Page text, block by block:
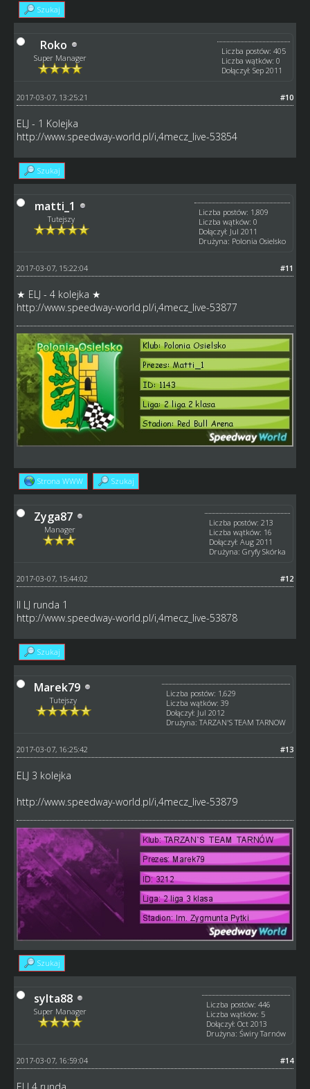
Szukaj
Roko
Super Manager
Liczba postów: 405
Liczba wątków: 0
Dołączył: Sep 2011
#10
2017-03-07, 13:25:21
ELJ - 1 Kolejka
http://www.speedway-world.pl/i,4mecz_live-53854
Szukaj
matti_1
Tutejszy
Liczba postów: 1,809
Liczba wątków: 0
Dołączył: Jul 2011
Drużyna: Polonia Osielsko
#11
2017-03-07, 15:22:04
★ ELJ - 4 kolejka ★
http://www.speedway-world.pl/i,4mecz_live-53877
Strona WWW Szukaj
Zyga87
Manager
Liczba postów: 213
Liczba wątków: 16
Dołączył: Aug 2011
Drużyna: Gryfy Skórka
#12
2017-03-07, 15:44:02
II LJ runda 1
http://www.speedway-world.pl/i,4mecz_live-53878
Szukaj
Marek79
Tutejszy
Liczba postów: 1,629
Liczba wątków: 39
Dołączył: Jul 2012
Drużyna: TARZAN'S TEAM TARNOW
#13
2017-03-07, 16:25:42
ELJ 3 kolejka
http://www.speedway-world.pl/i,4mecz_live-53879
Szukaj
sylta88
Super Manager
Liczba postów: 446
Liczba wątków: 5
Dołączył: Oct 2013
Drużyna: Świry Tarnów
#14
2017-03-07, 16:59:04